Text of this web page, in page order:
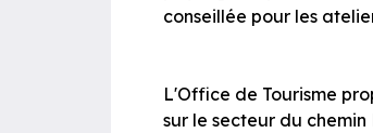
conseillée pour les
L'Office de Tourisme
sur le secteur du